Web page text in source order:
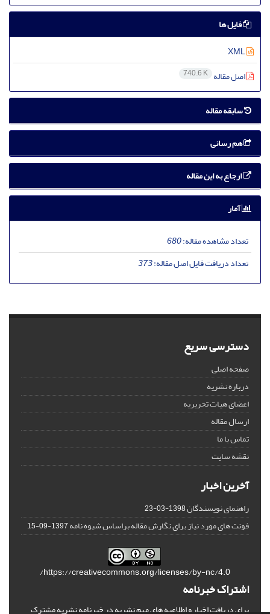
فایل ها
اصل مقاله 740.6 K
سابقه مقاله
هم رسانی
ارجاع به این مقاله
آمار
تعداد مشاهده مقاله:680
تعداد دریافت فایل اصل مقاله:373
دسترسی سریع
صفحه اصلی
درباره نشریه
اعضای هیات تحریریه
ارسال مقاله
تماس با ما
نقشه سایت
آخرین اخبار
راهنمای نویسندگان1398-03-23
فونت های مورد نیاز برای نگارش مقاله براساس شیوه نامه1397-09-15
https://creativecommons.org/licenses/by-nc/4.0/
اشتراک خبرنامه
برای دریافت اخبار و اطلاعیه های مهم نشریه در خبرنامه نشریه مشترک